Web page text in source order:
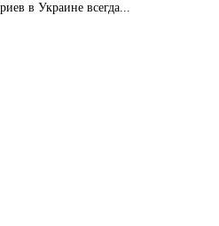
в Украине всегда...